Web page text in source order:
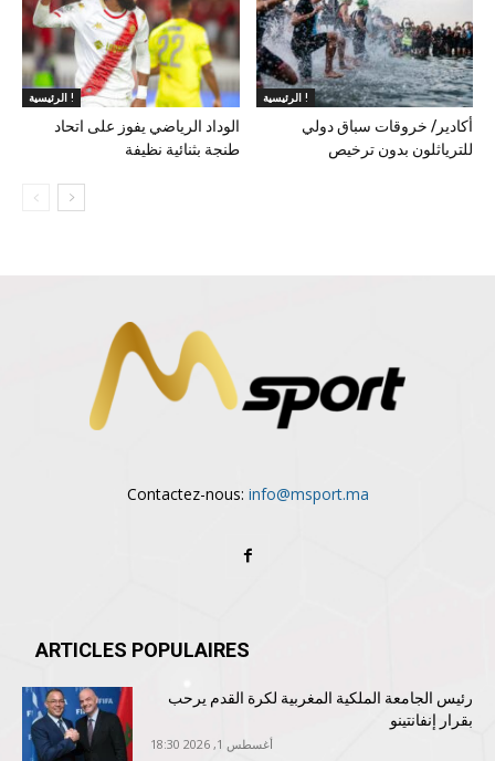
الرئيسية !
الوداد الرياضي يفوز على اتحاد
طنجة بثنائية نظيفة
الرئيسية !
أكادير/ خروقات سباق دولي
للترياثلون بدون ترخيص
Contactez-nous: info@msport.ma
ARTICLES POPULAIRES
رئيس الجامعة الملكية المغربية لكرة القدم يرحب
بقرار إنفانتينو
أغسطس 1, 2026 18:30